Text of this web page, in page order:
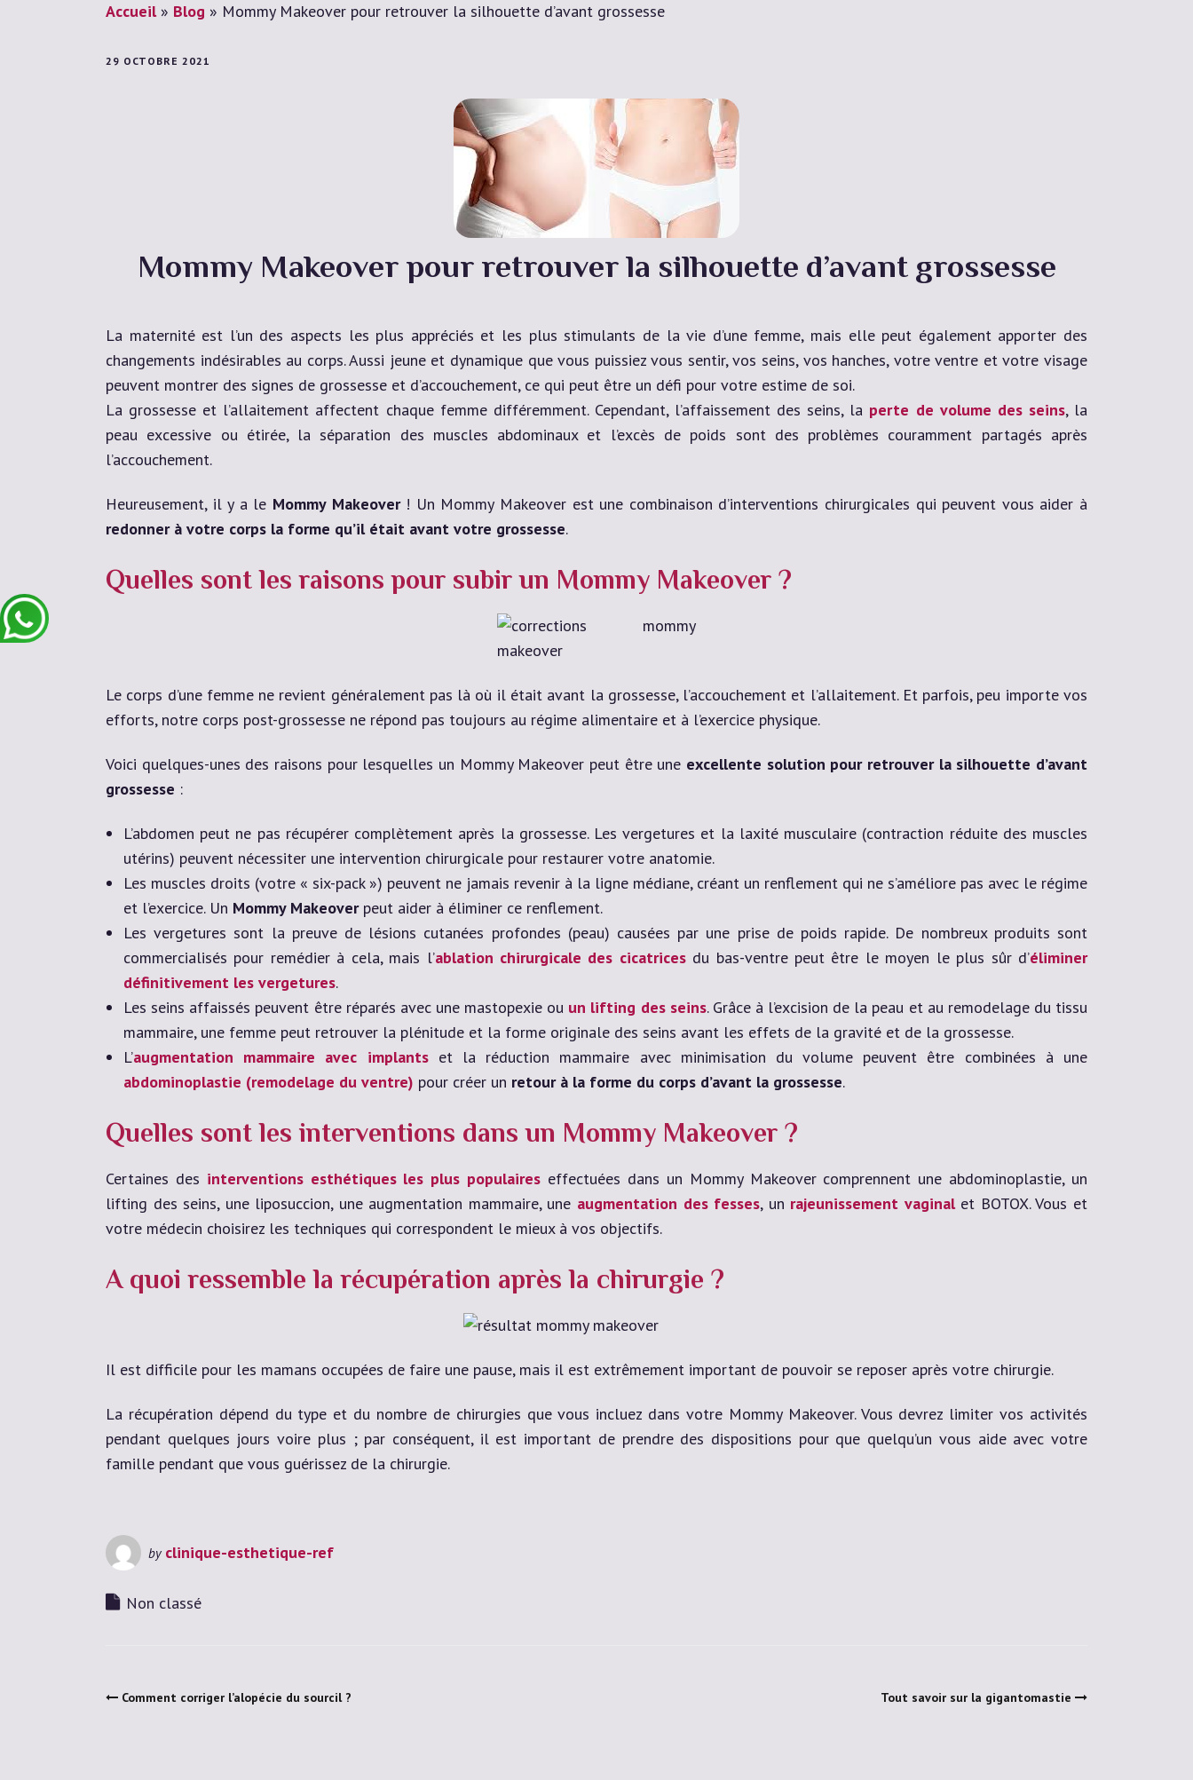
Accueil» Blog » Mommy Makeover pour retrouver la silhouette d’avant grossesse
29 OCTOBRE 2021
Mommy Makeover pour retrouver la silhouette d’avant grossesse
La maternité est l’un des aspects les plus appréciés et les plus stimulants de la vie d’une femme, mais elle peut également apporter des
changements indésirables au corps. Aussi jeune et dynamique que vous puissiez vous sentir, vos seins, vos hanches, votre ventre et votre visage
peuvent montrer des signes de grossesse et d’accouchement, ce qui peut être un défi pour votre estime de soi.
La grossesse et l’allaitement affectent chaque femme différemment. Cependant, l’affaissement des seins, la perte de volume des seins, la
peau excessive ou étirée, la séparation des muscles abdominaux et l’excès de poids sont des problèmes couramment partagés après
l’accouchement.
Heureusement, il y a le Mommy Makeover! Un Mommy Makeover est une combinaison d’interventions chirurgicales qui peuvent vous aider à
redonner à votre corps la forme qu’il était avant votre grossesse.
Quelles sont les raisons pour subir un Mommy Makeover ?
Le corps d’une femme ne revient généralement pas là où il était avant la grossesse, l’accouchement et l’allaitement. Et parfois, peu importe vos
efforts, notre corps post-grossesse ne répond pas toujours au régime alimentaire et à l’exercice physique.
Voici quelques-unes des raisons pour lesquelles un Mommy Makeover peut être une excellente solution pour retrouver la silhouette d’avant
grossesse :
L’abdomen peut ne pas récupérer complètement après la grossesse. Les vergetures et la laxité musculaire (contraction réduite des muscles
utérins) peuvent nécessiter une intervention chirurgicale pour restaurer votre anatomie.
Les muscles droits (votre « six-pack ») peuvent ne jamais revenir à la ligne médiane, créant un renflement qui ne s’améliore pas avec le régime
et l’exercice. Un Mommy Makeoverpeut aider à éliminer ce renflement.
Les vergetures sont la preuve de lésions cutanées profondes (peau) causées par une prise de poids rapide. De nombreux produits sont
commercialisés pour remédier à cela, mais l’ablation chirurgicale des cicatricesdu bas-ventre peut être le moyen le plus sûr d’éliminer
définitivement les vergetures.
Les seins affaissés peuvent être réparés avec une mastopexie ou un lifting des seins. Grâce à l’excision de la peau et au remodelage du tissu
mammaire, une femme peut retrouver la plénitude et la forme originale des seins avant les effets de la gravité et de la grossesse.
L’augmentation mammaire avec implantset la réduction mammaire avec minimisation du volume peuvent être combinées à une
abdominoplastie (remodelage du ventre) pour créer un retour à la forme du corps d’avant la grossesse.
Quelles sont les interventions dans un Mommy Makeover ?
Certaines des interventions esthétiques les plus populaires effectuées dans un Mommy Makeover comprennent une abdominoplastie, un
lifting des seins, une liposuccion, une augmentation mammaire, une augmentation des fesses, un rajeunissement vaginalet BOTOX. Vous et
votre médecin choisirez les techniques qui correspondent le mieux à vos objectifs.
A quoi ressemble la récupération après la chirurgie ?
Il est difficile pour les mamans occupées de faire une pause, mais il est extrêmement important de pouvoir se reposer après votre chirurgie.
La récupération dépend du type et du nombre de chirurgies que vous incluez dans votre Mommy Makeover. Vous devrez limiter vos activités
pendant quelques jours voire plus ; par conséquent, il est important de prendre des dispositions pour que quelqu’un vous aide avec votre
famille pendant que vous guérissez de la chirurgie.
by clinique-esthetique-ref
Non classé
Comment corriger l’alopécie du sourcil ? Tout savoir sur la gigantomastie